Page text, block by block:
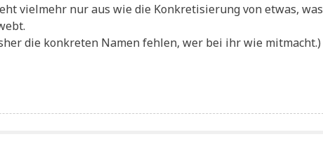
viel­mehr nur aus wie die Kon­kre­ti­sie­rung von etwas, was
die kon­kre­ten Namen feh­len, wer bei ihr wie mitmacht.)